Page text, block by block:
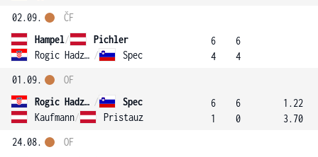
02.09.
Hampel/
Pichler
Rogic Hadzalic / Spec
ČF
6
4
6
4
01.09.
Rogic Hadzalic /
Spec
Kaufmann/ Pristauz
OF
6
1
6
0
1.22
3.70
24.08.
OF